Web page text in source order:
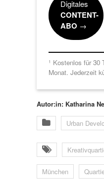
Digitales
CONTENT-
ABO →
1 Kostenlos für 30
Monat. Jederzeit
Autor:in: Katharina
Urban
München